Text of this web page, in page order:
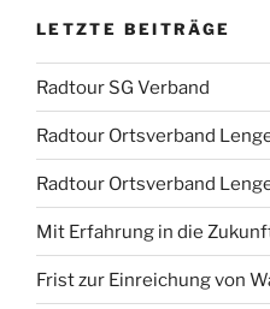
LETZTE BEITRÄGE
Radtour SG Verband
Radtour Ortsverband
Radtour Ortsverband
Mit Erfahrung in die
Frist zur Einreichung von